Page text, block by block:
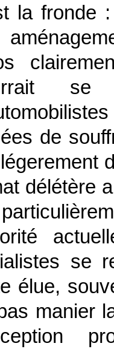
la fronde
de
délétère
se
élue,
manier